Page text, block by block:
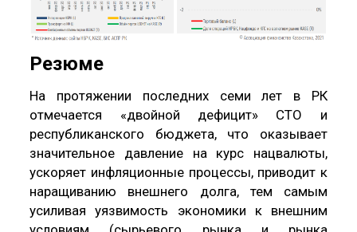
Резюме
На протяжении последних семи лет в РК
отмечается «двойной дефицит» СТО и
республиканского бюджета, что оказывает
значительное давление на курс нацвалюты,
ускоряет инфляционные процессы, приводит к
наращиванию внешнего долга, тем самым
усиливая уязвимость экономики к внешним